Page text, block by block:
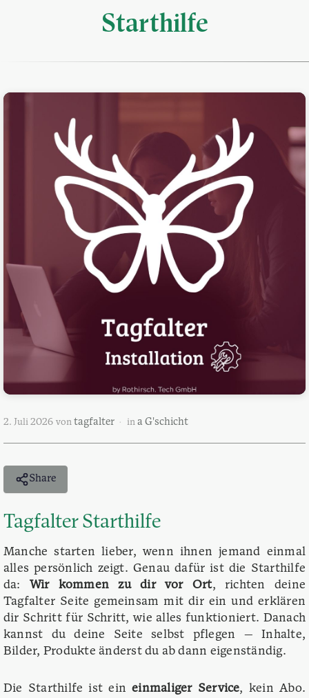
Starthilfe
2. Juli 2026 von tagfalter in a G'schicht
Share
Tagfalter Starthilfe
Manche starten lieber, wenn ihnen jemand einmal
alles persönlich zeigt. Genau dafür ist die Starthilfe
da: Wir kommen zu dir vor Ort, richten deine
Tagfalter Seite gemeinsam mit dir ein und erklären
dir Schritt für Schritt, wie alles funktioniert. Danach
kannst du deine Seite selbst pflegen — Inhalte,
Bilder, Produkte änderst du ab dann eigenständig.
Die Starthilfe ist eineinmaliger Service, kein Abo.